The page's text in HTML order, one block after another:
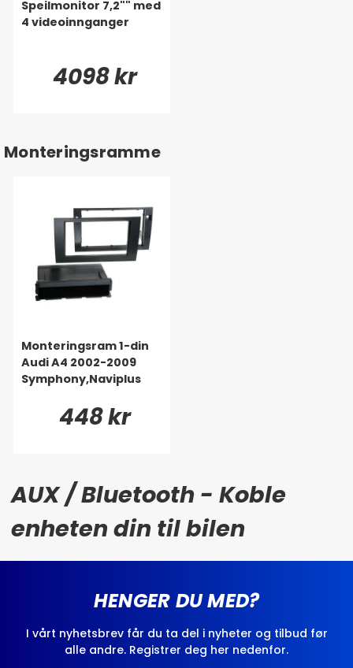
Speilmonitor 7,2"" med
4 videoinnganger
4098 kr
Monteringsramme
Monteringsram 1-din
Audi A4 2002-2009
Symphony,Naviplus
448 kr
AUX / Bluetooth - Koble
enheten din til bilen
HENGER DU MED?
I vårt nyhetsbrev får du ta del i nyheter og tilbud før
alle andre. Registrer deg her nedenfor.